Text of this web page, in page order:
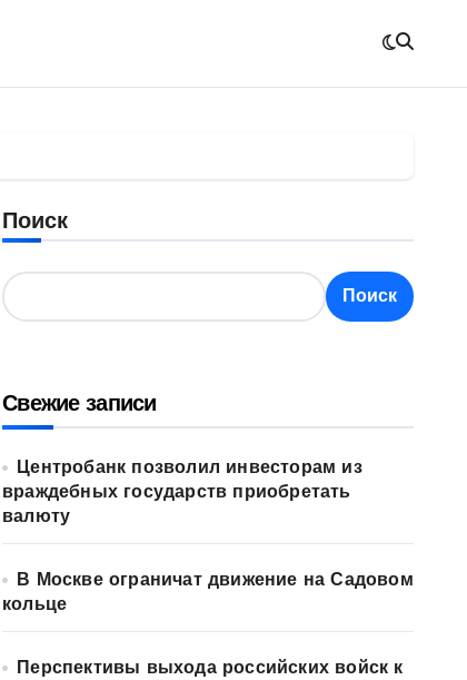
Поиск
Поиск
Свежие записи
Центробанк позволил инвесторам из
враждебных государств приобретать
валюту
В Москве ограничат движение на Садовом
кольце
Перспективы выхода российских войск к